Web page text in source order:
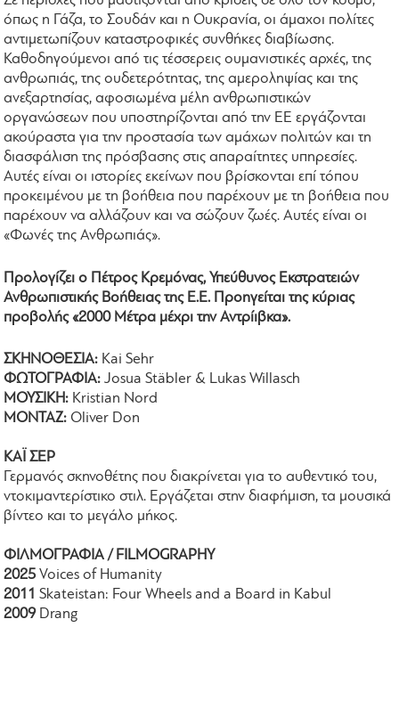
όπως η Γάζα, το Σουδάν και η Ουκρανία, οι άμαχοι πολίτες
αντιμετωπίζουν καταστροφικές συνθήκες διαβίωσης.
Καθοδηγούμενοι από τις τέσσερεις ουμανιστικές αρχές, της
ανθρωπιάς, της ουδετερότητας, της αμεροληψίας και της
ανεξαρτησίας, αφοσιωμένα μέλη ανθρωπιστικών
οργανώσεων που υποστηρίζονται από την ΕΕ εργάζονται
ακούραστα για την προστασία των αμάχων πολιτών και τη
διασφάλιση της πρόσβασης στις απαραίτητες υπηρεσίες.
Αυτές είναι οι ιστορίες εκείνων που βρίσκονται επί τόπου
προκειμένου με τη βοήθεια που παρέχουν με τη βοήθεια που
παρέχουν να αλλάζουν και να σώζουν ζωές. Αυτές είναι οι
«Φωνές της Ανθρωπιάς».
Προλογίζει ο Πέτρος Κρεμόνας, Υπεύθυνος Εκστρατειών
Ανθρωπιστικής Βοήθειας της Ε.Ε. Προηγείται της κύριας
προβολής «2000 Μέτρα μέχρι την Αντρίιβκα».
ΣΚΗΝΟΘΕΣΙΑ: Kai Sehr
ΦΩΤΟΓΡΑΦΙΑ:Josua Stäbler & Lukas Willasch
ΜΟΥΣΙΚΗ: Kristian Nord
ΜΟΝΤΑΖ: Oliver Don
ΚΑΪ ΣΕΡ
Γερμανός σκηνοθέτης που διακρίνεται για το αυθεντικό του,
ντοκιμαντερίστικο στιλ. Εργάζεται στην διαφήμιση, τα μουσικά
βίντεο και το μεγάλο μήκος.
ΦΙΛΜΟΓΡΑΦΙΑ / FILMOGRAPHY
2025Voices of Humanity
2011Skateistan: Four Wheels and a Board in Kabul
2009 Drang